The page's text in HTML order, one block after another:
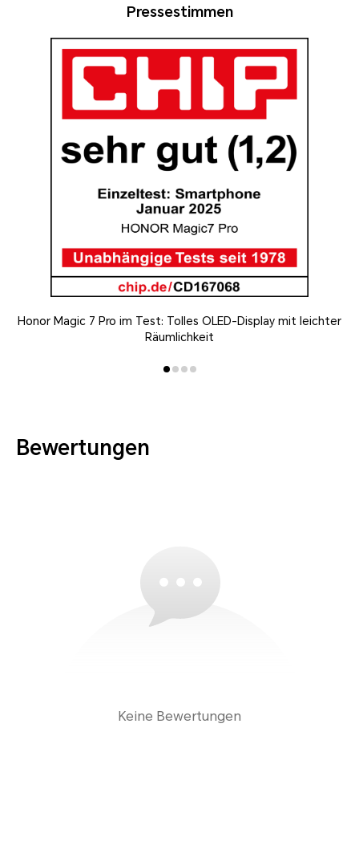
Pressestimmen
Honor Magic 7 Pro im Test: Tolles OLED-Display mit leichter
Räumlichkeit
Bewertungen
Keine Bewertungen